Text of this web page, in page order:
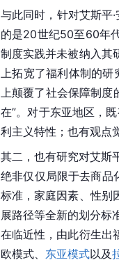
与此同时，针对艾斯平
的是20世纪50至60年
制度实践并未被纳入其
上拓宽了福利体制的
上颠覆了社会保障制
在”。对于东亚地区，
利主义特性；也有观点
其二，也有研究对艾斯
绝非仅仅局限于去商品
标准，家庭因素、性别
展路径等全新的划分标
在临近性，由此衍生出
欧模式、 东亚模式以及